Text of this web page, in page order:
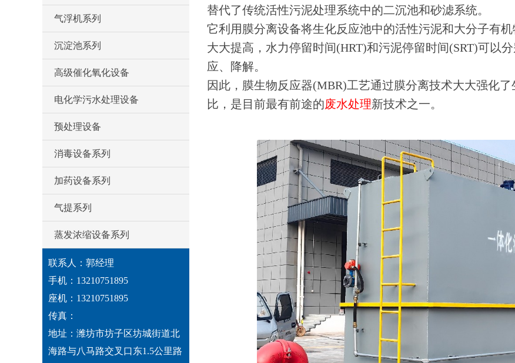
气浮机系列
沉淀池系列
高级催化氧化设备
电化学污水处理设备
预处理设备
消毒设备系列
加药设备系列
气提系列
蒸发浓缩设备系列
联系人：郭经理
手机：13210751895
座机：13210751895
传真：
地址：潍坊市坊子区坊城街道北
海路与八马路交叉口东1.5公里路
替代了传统活性污泥处理系统中的二沉池和砂滤系统。
它利用膜分离设备将生化反应池中的活性污泥和大分子有
大大提高，水力停留时间(HRT)和污泥停留时间(SRT)可以
应、降解。
因此，膜生物反应器(MBR)工艺通过膜分离技术大大强化
比，是目前最有前途的废水处理新技术之一。